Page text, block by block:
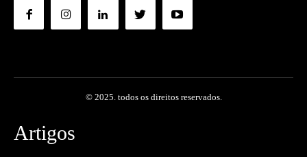
© 2025. todos os direitos reservados.
Artigos